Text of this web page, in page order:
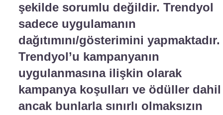
şekilde sorumlu değildir. Trendyol
sadece uygulamanın
dağıtımını/gösterimini yapmaktadır.
Trendyol’u kampanyanın
uygulanmasına ilişkin olarak
kampanya koşulları ve ödüller dahil
ancak bunlarla sınırlı olmaksızın